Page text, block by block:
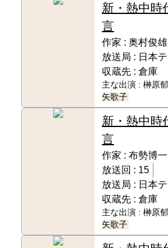
新・熱中時
言
作家 : 奥村俊雄
放送局 : 日本
収蔵先 : 倉庫
主な出演 : 榊原
矢歌子
新・熱中時
言
作家 : 布勢博
放送回 : 15
放送局 : 日本
収蔵先 : 倉庫
主な出演 : 榊原
矢歌子